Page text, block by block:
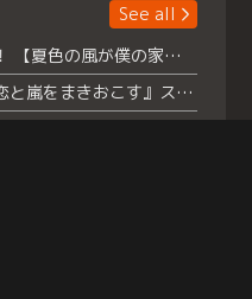
See all
浮所飛貴主演！ 【夏色の風が僕の家にやってきた】 本日よりテラサで独占配信スタート！
『夏色の雲が恋と嵐をまきおこす』スペシャルメイキング 【Part1】2026年７月18日（土）23時30分～配信スタート！話題のシーンの裏側を大公開！豪華キャスト大集合！ 『武宮家 真夏の家族会議』開催！